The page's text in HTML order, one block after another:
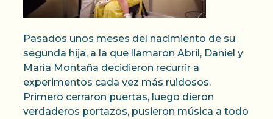
Pasados unos meses del nacimiento de su
segunda hija, a la que llamaron Abril, Daniel y
María Montaña decidieron recurrir a
experimentos cada vez más ruidosos.
Primero cerraron puertas, luego dieron
verdaderos portazos, pusieron música a todo